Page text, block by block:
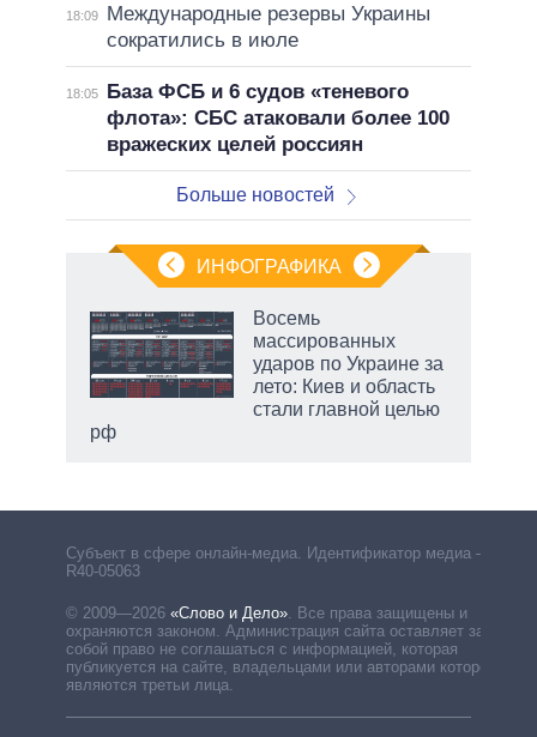
18:09
Международные резервы Украины
сократились в июле
18:05
База ФСБ и 6 судов «теневого
флота»: СБС атаковали более 100
вражеских целей россиян
Больше новостей
ИНФОГРАФИКА
Восемь
массированных
ударов по Украине за
лето: Киев и область
стали главной целью
рф
Субъект в сфере онлайн-медиа. Идентификатор медиа –
R40-05063
© 2009—2026 «Слово и Дело» Все права защищены и
охраняются законом. Администрация сайта оставляет за
собой право не соглашаться с информацией, которая
публикуется на сайте, владельцами или авторами которой
являются третьи лица.